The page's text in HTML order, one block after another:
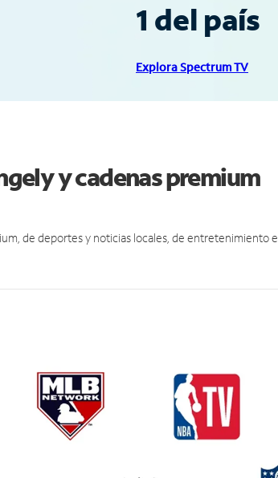
1 del país
Explora Spectrum TV
y cadenas premium
de deportes y noticias locales, de entretenimiento e